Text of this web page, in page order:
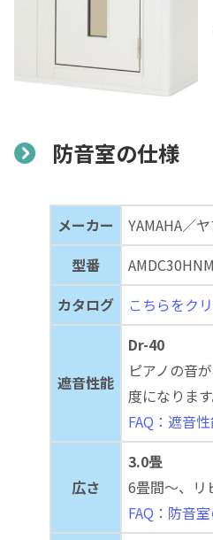
防音室の仕様
メーカー
YAMAHA／
型番
AMDC30HNM
カタログ
こちらをク
遮音性能
Dr-40
ピアノの音
度になります
FAQ：遮音
広さ
3.0畳
6畳間～、リ
FAQ：防音